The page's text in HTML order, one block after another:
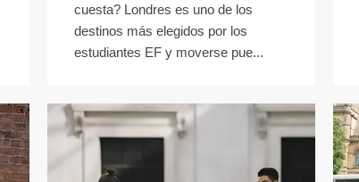
cuesta? Londres es uno de los
destinos más elegidos por los
estudiantes EF y moverse pue...